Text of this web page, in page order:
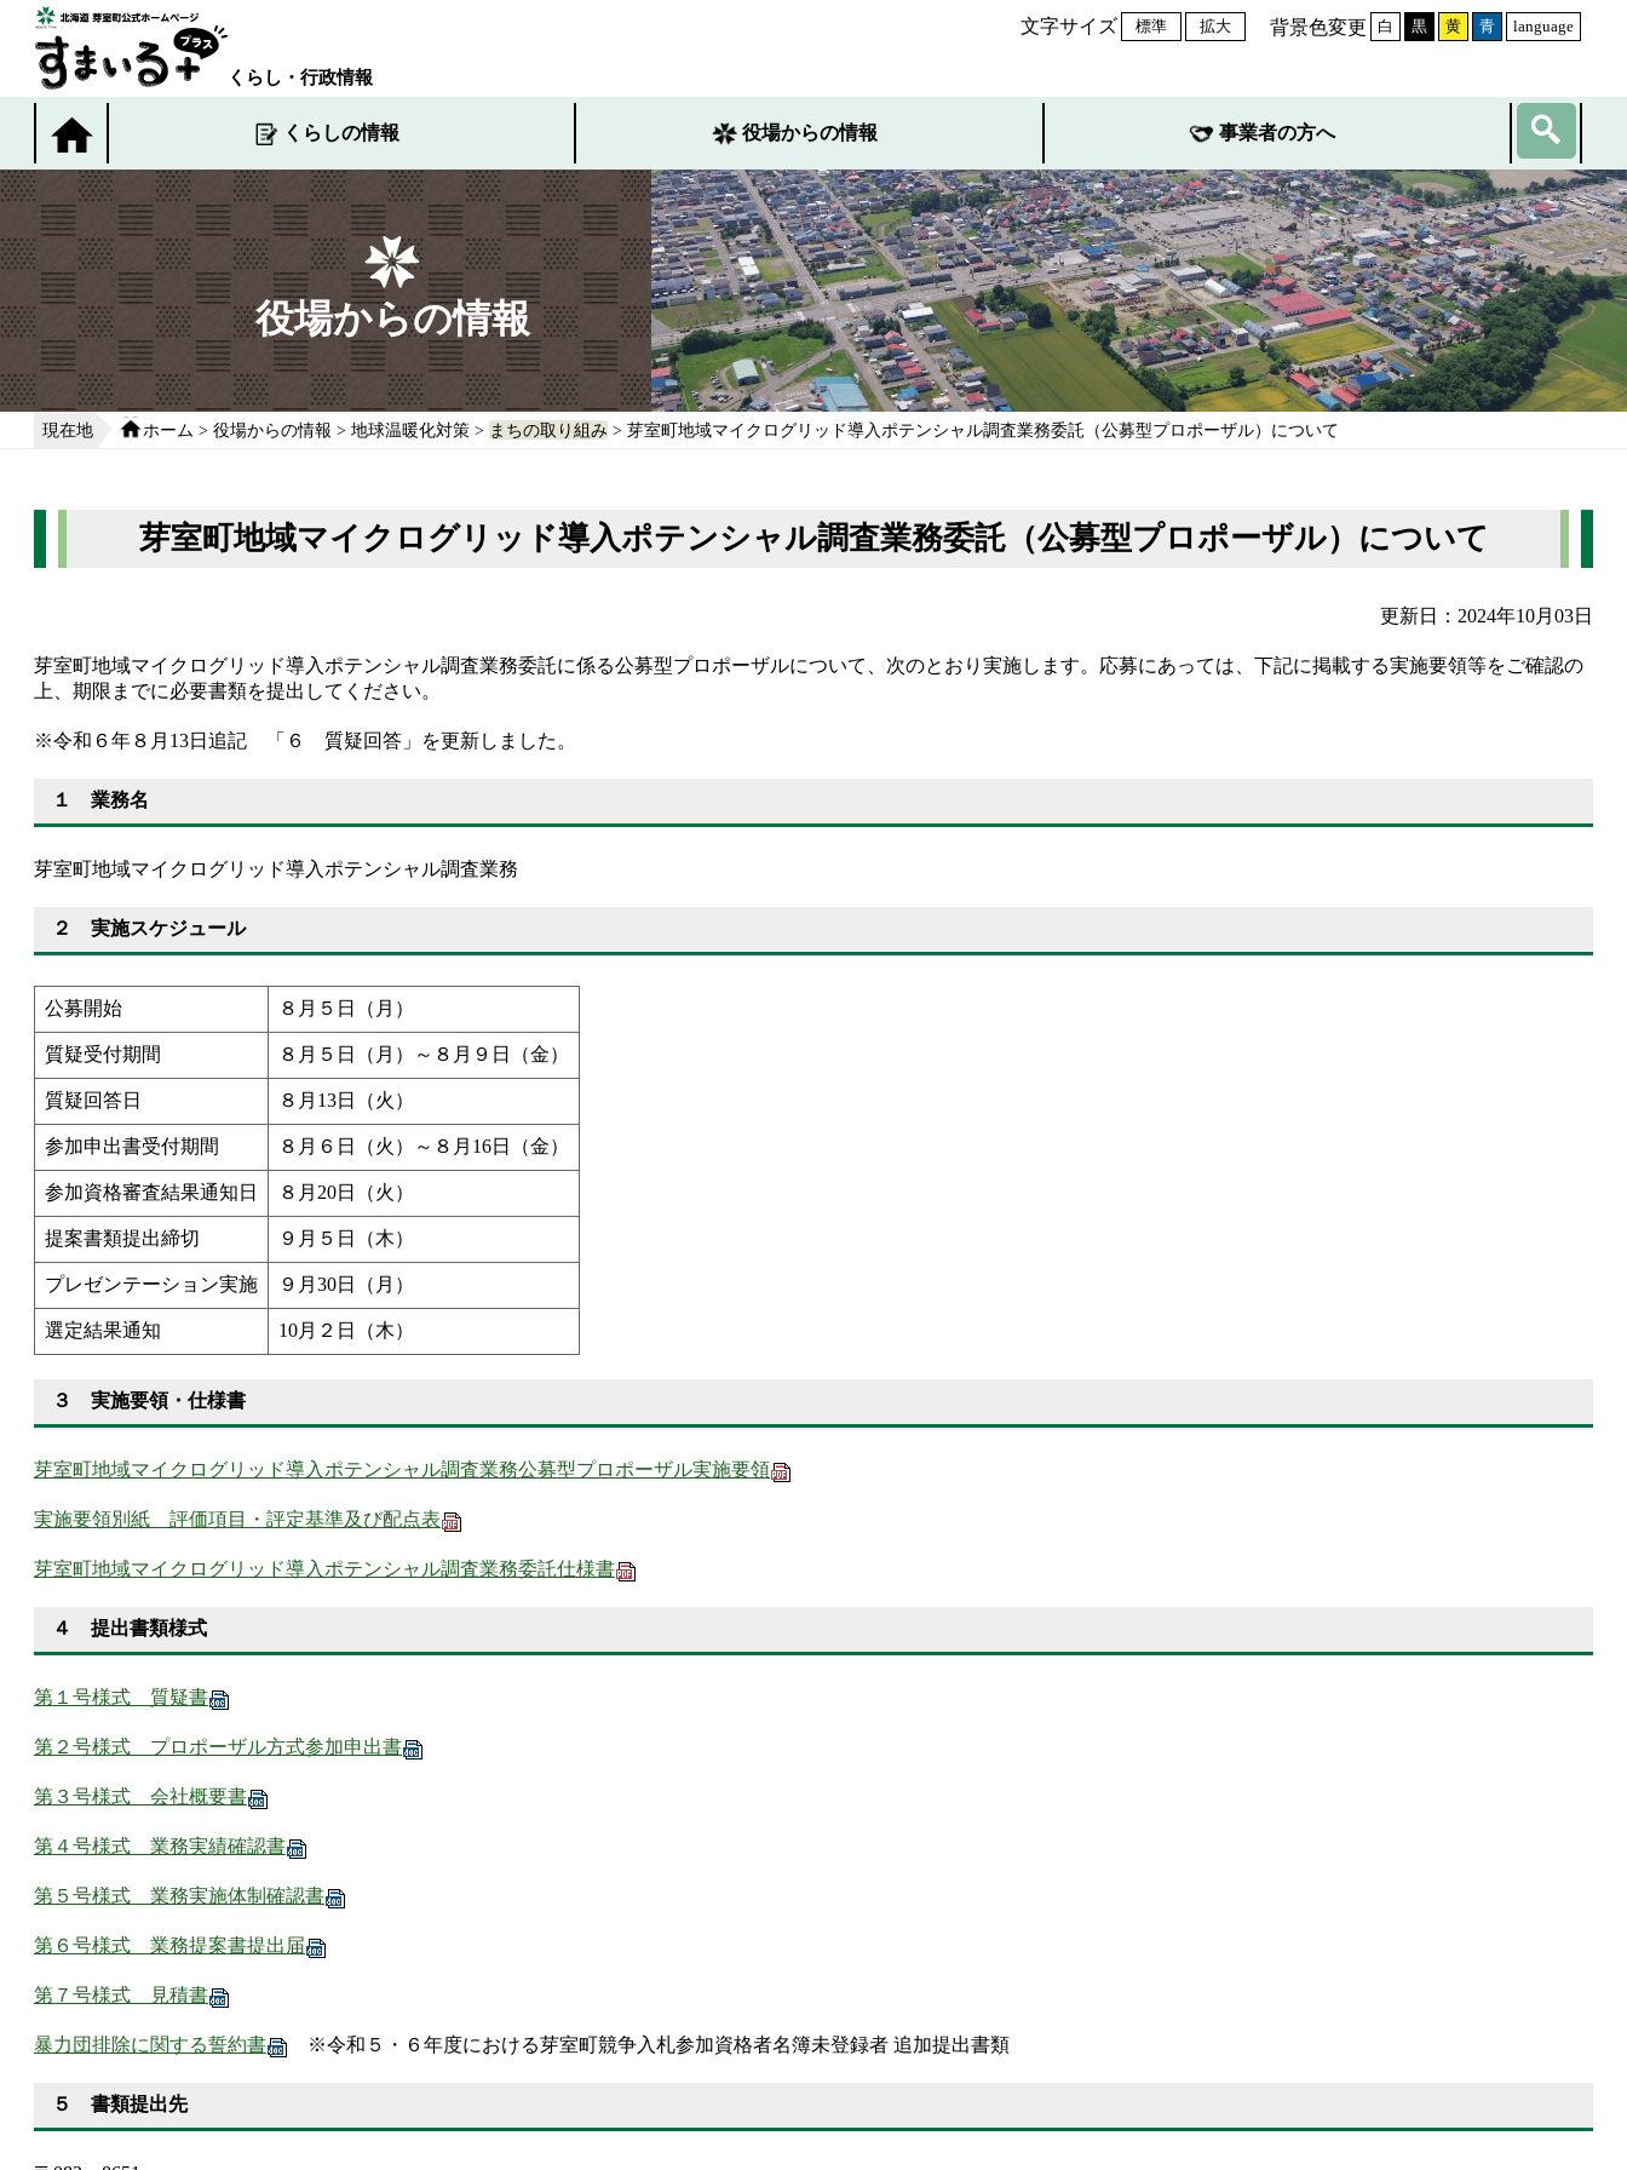
くらし・行政情報
文字サイズ 標準 拡大 背景色変更 白 黒 黄 青 language
くらしの情報 役場からの情報 事業者の方へ
役場からの情報
現在地 ホーム > 役場からの情報 > 地球温暖化対策 > まちの取り組み > 芽室町地域マイクログリッド導入ポテンシャル調査業務委託（公募型プロポーザル）について
芽室町地域マイクログリッド導入ポテンシャル調査業務委託（公募型プロポーザル）について
更新日：2024年10月03日
芽室町地域マイクログリッド導入ポテンシャル調査業務委託に係る公募型プロポーザルについて、次のとおり実施します。応募にあっては、下記に掲載する実施要領等をご確認の
上、期限までに必要書類を提出してください。
※令和６年８月13日追記 「６ 質疑回答」を更新しました。
１ 業務名
芽室町地域マイクログリッド導入ポテンシャル調査業務
２ 実施スケジュール
公募開始 ８月５日（月）
質疑受付期間 ８月５日（月）～８月９日（金）
質疑回答日 ８月13日（火）
参加申出書受付期間 ８月６日（火）～８月16日（金）
参加資格審査結果通知日 ８月20日（火）
提案書類提出締切 ９月５日（木）
プレゼンテーション実施 ９月30日（月）
選定結果通知 10月２日（木）
３ 実施要領・仕様書
芽室町地域マイクログリッド導入ポテンシャル調査業務公募型プロポーザル実施要領
実施要領別紙 評価項目・評定基準及び配点表
芽室町地域マイクログリッド導入ポテンシャル調査業務委託仕様書
４ 提出書類様式
第１号様式 質疑書
第２号様式 プロポーザル方式参加申出書
第３号様式 会社概要書
第４号様式 業務実績確認書
第５号様式 業務実施体制確認書
第６号様式 業務提案書提出届
第７号様式 見積書
暴力団排除に関する誓約書 ※令和５・６年度における芽室町競争入札参加資格者名簿未登録者 追加提出書類
５ 書類提出先